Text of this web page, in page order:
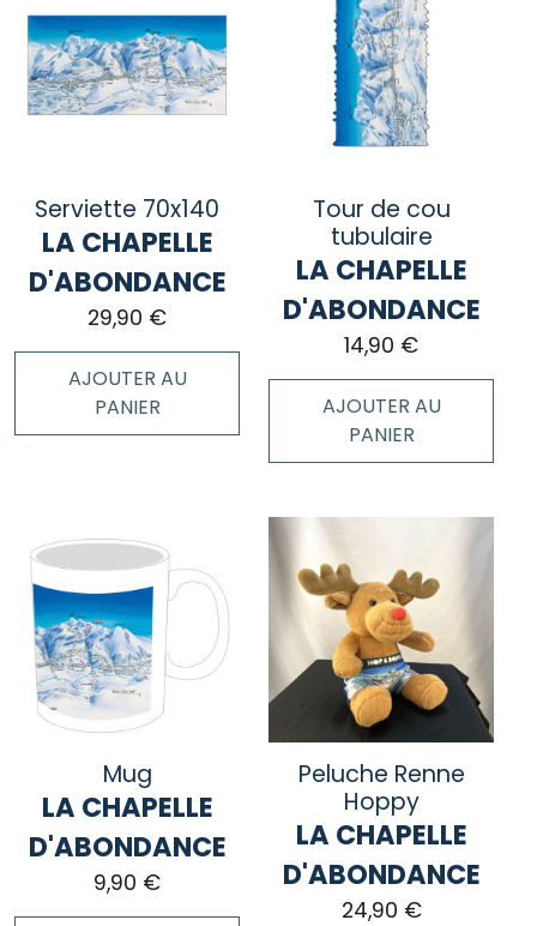
plusieurs
variations.
Les
options
sur
page
Serviette 70x140
LA CHAPELLE
D'ABONDANCE
29,90 €
AJOUTER AU
PANIER
Tour de cou
tubulaire
LA CHAPELLE
D'ABONDANCE
14,90 €
AJOUTER AU
PANIER
Mug
LA CHAPELLE
D'ABONDANCE
9,90 €
Peluche Renne
Hoppy
LA CHAPELLE
D'ABONDANCE
24,90 €